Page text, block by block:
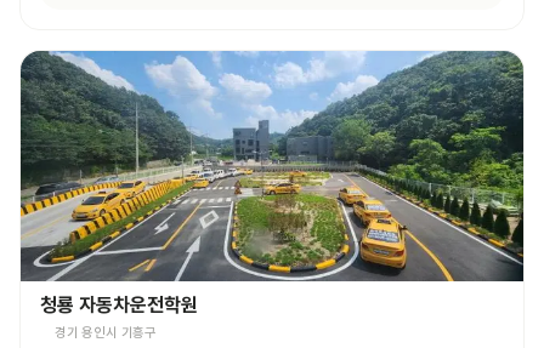
청룡 자동차운전학원
경기 용인시 기흥구